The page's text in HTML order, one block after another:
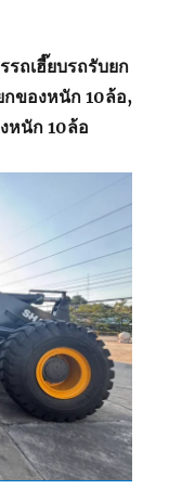
ถเฮี๊ยบรถรับยก
กของหนัก 10ล้อ,
หนัก 10ล้อ